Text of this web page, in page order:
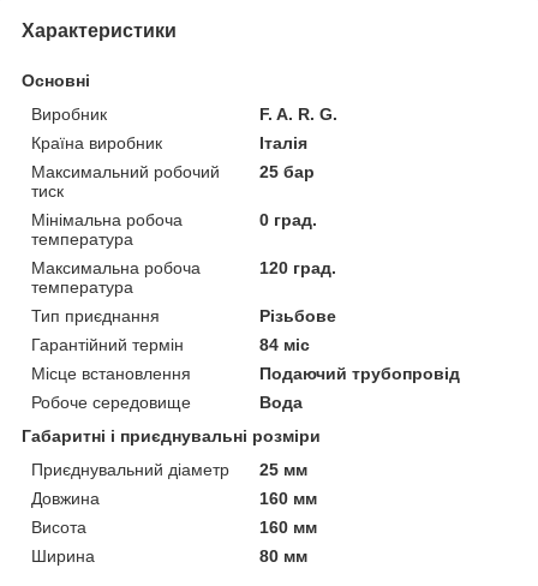
Характеристики
Основні
Виробник
F. A. R. G.
Країна виробник
Італія
Максимальний робочий
тиск
25 бар
Мінімальна робоча
температура
0 град.
Максимальна робоча
температура
120 град.
Тип приєднання
Різьбове
Гарантійний термін
84 міс
Місце встановлення
Подаючий трубопровід
Робоче середовище
Вода
Габаритні і приєднувальні розміри
Приєднувальний діаметр
25 мм
Довжина
160 мм
Висота
160 мм
Ширина
80 мм